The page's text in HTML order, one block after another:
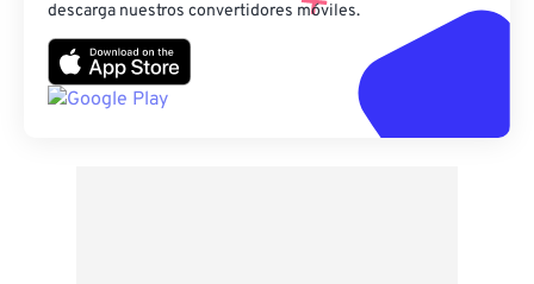
descarga nuestros convertidores móviles.